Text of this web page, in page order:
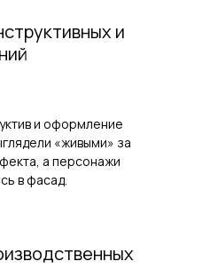
и
и оформление
«живыми» за
а персонажи
в фасад.